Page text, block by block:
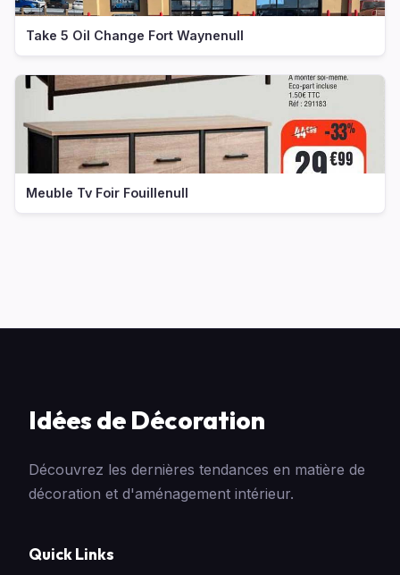
Take 5 Oil Change Fort Waynenull
Meuble Tv Foir Fouillenull
Idées de Décoration
Découvrez les dernières tendances en matière de
décoration et d'aménagement intérieur.
Quick Links